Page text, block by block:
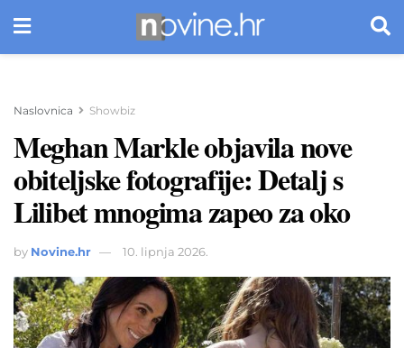
Naslovnica Showbiz
Meghan Markle objavila nove
obiteljske fotografije: Detalj s
Lilibet mnogima zapeo za oko
by Novine.hr 10. lipnja 2026.